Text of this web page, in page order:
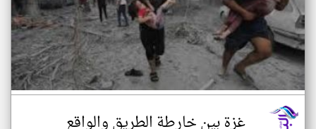
غزة بين خارطة الطريق والواقع